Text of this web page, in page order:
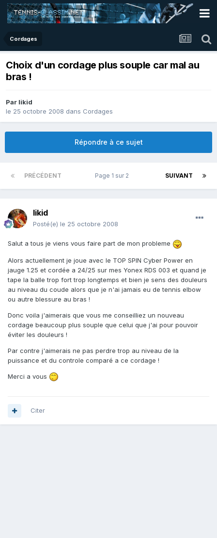
Cordages
Choix d'un cordage plus souple car mal au
bras !
Par likid
le 25 octobre 2008 dans Cordages
Répondre à ce sujet
PRÉCÉDENT SUIVANT
Page 1 sur 2
likid
Posté(e) le 25 octobre 2008
Salut a tous je viens vous faire part de mon probleme
Alors actuellement je joue avec le TOP SPIN Cyber Power en
jauge 1.25 et cordée a 24/25 sur mes Yonex RDS 003 et quand je
tape la balle trop fort trop longtemps et bien je sens des douleurs
au niveau du coude alors que je n'ai jamais eu de tennis elbow
ou autre blessure au bras !
Donc voila j'aimerais que vous me conseilliez un nouveau
cordage beaucoup plus souple que celui que j'ai pour pouvoir
éviter les douleurs !
Par contre j'aimerais ne pas perdre trop au niveau de la
puissance et du controle comparé a ce cordage !
Merci a vous
Citer